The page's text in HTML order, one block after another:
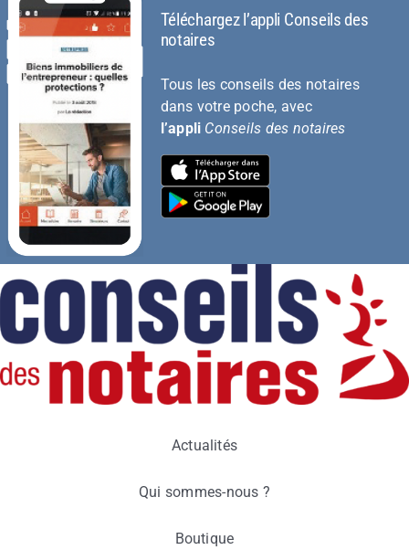
Téléchargez l’appli Conseils des
notaires
Tous les conseils des notaires
dans votre poche, avec
l’appli Conseils des notaires
Actualités
Qui sommes-nous ?
Boutique